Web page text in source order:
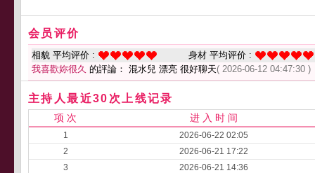
会员评价
相貌 平均评价 :
身材 平均评价 :
我喜歡妳很久 的評論： 混水兒 漂亮 很好聊天( 2026-06-12 04:47:30 )
主持人最近30次上线记录
项 次 进 入 时 间
1
2026-06-22 02:05
2
2026-06-21 17:22
3
2026-06-21 14:36